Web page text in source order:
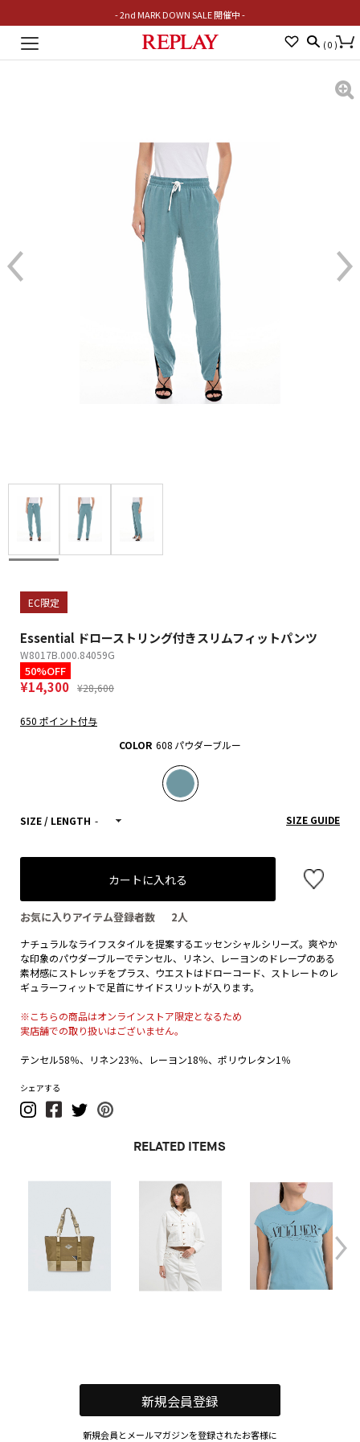
- 2nd MARK DOWN SALE 開催中 -
Toggle
( 0 )
EC限定
Essential ドローストリング付きスリムフィットパンツ
W8017B.000.84059G
50%OFF
¥14,300 ¥28,600
650 ポイント付与
COLOR 608 パウダーブルー
SIZE / LENGTH - SIZE GUIDE
カートに入れる
お気に入りアイテム登録者数 2人
ナチュラルなライフスタイルを提案するエッセンシャルシリーズ。爽やか
な印象のパウダーブルーでテンセル、リネン、レーヨンのドレープのある
素材感にストレッチをプラス、ウエストはドローコード、ストレートのレ
ギュラーフィットで足首にサイドスリットが入ります。
※こちらの商品はオンラインストア限定となるため
実店舗での取り扱いはございません。
テンセル58％、リネン23％、レーヨン18％、ポリウレタン1％
シェアする
RELATED ITEMS
新規会員登録
新規会員とメールマガジンを登録されたお客様に